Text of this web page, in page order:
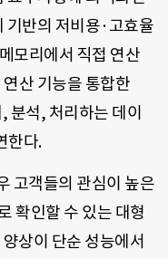
기반의 저비용·고효율
모리에서 직접 연산
산 기능을 통합한
분석, 처리하는 데이
한다.
고객들의 관심이 높은
확인할 수 있는 대형
상이 단순 성능에서